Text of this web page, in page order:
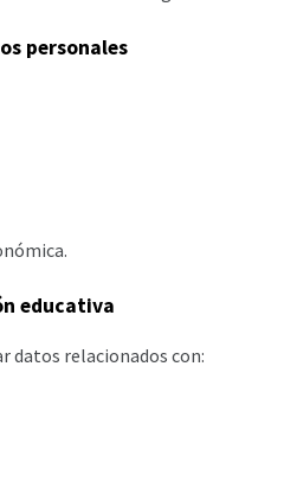
personales
educativa
datos relacionados con: